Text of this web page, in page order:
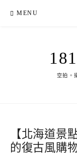
MENU
空拍。
【北海道景
的復古風購